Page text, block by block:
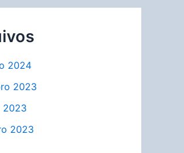
2024
2023
2023
2023